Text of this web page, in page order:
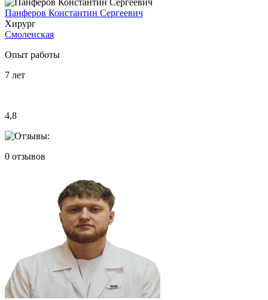
Панферов Константин Сергеевич
Хирург
Смоленская
Опыт работы
7 лет
4,8
0 отзывов